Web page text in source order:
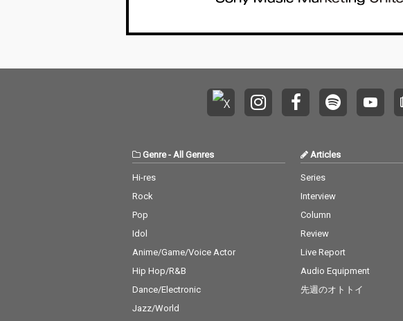
Genre- All Genres
Hi-res
Rock
Pop
Idol
Anime/Game/Voice Actor
Hip Hop/R&B
Dance/Electronic
Jazz/World
Articles
Series
Interview
Column
Review
Live Report
Audio Equipment
先週のオトトイ